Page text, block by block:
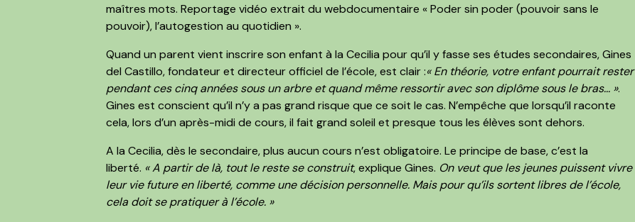
maîtres mots. Reportage vidéo extrait du webdocumentaire « Poder sin poder (pouvoir sans le
pouvoir), l’autogestion au quotidien ».
Quand un parent vient inscrire son enfant à la Cecilia pour qu’il y fasse ses études secondaires, Gines
del Castillo, fondateur et directeur officiel de l’école, est clair :« En théorie, votre enfant pourrait rester
pendant ces cinq années sous un arbre et quand même ressortir avec son diplôme sous le bras... ».
Gines est conscient qu’il n’y a pas grand risque que ce soit le cas. N’empêche que lorsqu’il raconte
cela, lors d’un après-midi de cours, il fait grand soleil et presque tous les élèves sont dehors.
A la Cecilia, dès le secondaire, plus aucun cours n’est obligatoire. Le principe de base, c’est la
liberté. « A partir de là, tout le reste se construit, explique Gines. On veut que les jeunes puissent vivre
leur vie future en liberté, comme une décision personnelle. Mais pour qu’ils sortent libres de l’école,
cela doit se pratiquer à l’école. »